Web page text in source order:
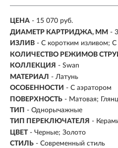
ЦЕНА - 15 070 руб.
ДИАМЕТР КАРТРИДЖА, ММ -
ИЗЛИВ - С коротким изливом;
КОЛИЧЕСТВО РЕЖИМОВ
КОЛЛЕКЦИЯ - Swan
МАТЕРИАЛ - Латунь
ОСОБЕННОСТИ - С аэратором
ПОВЕРХНОСТЬ - Матовая;
ТИП - Однорычажные
ТИП ПЕРЕКЛЮЧАТЕЛЯ -
ЦВЕТ - Черные; Золото
СТИЛЬ - Современный стиль